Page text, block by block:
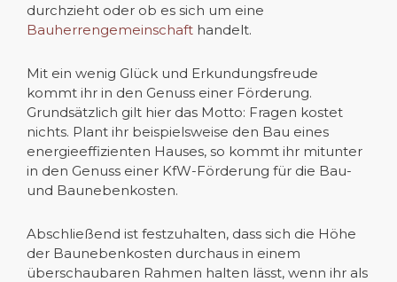
durchzieht oder ob es sich um eine
Bauherrengemeinschaft handelt.
Mit ein wenig Glück und Erkundungsfreude
kommt ihr in den Genuss einer Förderung.
Grundsätzlich gilt hier das Motto: Fragen kostet
nichts. Plant ihr beispielsweise den Bau eines
energieeffizienten Hauses, so kommt ihr mitunter
in den Genuss einer KfW-Förderung für die Bau-
und Baunebenkosten.
Abschließend ist festzuhalten, dass sich die Höhe
der Baunebenkosten durchaus in einem
überschaubaren Rahmen halten lässt, wenn ihr als